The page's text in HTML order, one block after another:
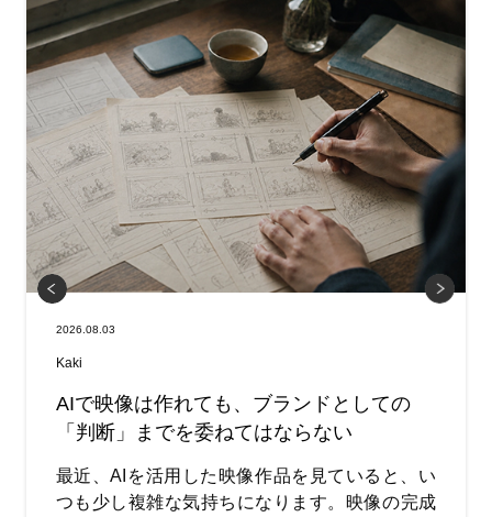
2026.08.03
Kaki
AIで映像は作れても、ブランドとしての
「判断」までを委ねてはならない
最近、AIを活用した映像作品を見ていると、い
つも少し複雑な気持ちになります。映像の完成